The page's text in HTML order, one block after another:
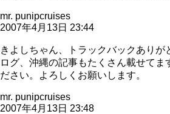
mr. punipcruises
2007年4月13日 23:44
きよしちゃん、トラックバックありが
ログ、沖縄の記事もたくさん載せてま
ださい。よろしくお願いします。
mr. punipcruises
2007年4月13日 23:48